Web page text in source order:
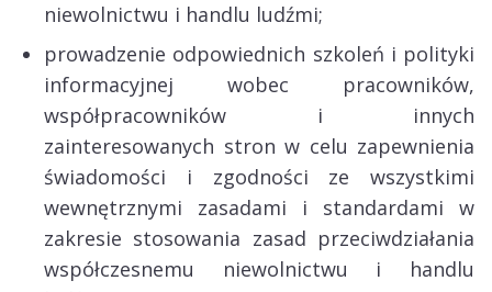
niewolnictwu i handlu ludźmi;
prowadzenie odpowiednich szkoleń i polityki
informacyjnej wobec pracowników,
współpracowników i innych
zainteresowanych stron w celu zapewnienia
świadomości i zgodności ze wszystkimi
wewnętrznymi zasadami i standardami w
zakresie stosowania zasad przeciwdziałania
współczesnemu niewolnictwu i handlu